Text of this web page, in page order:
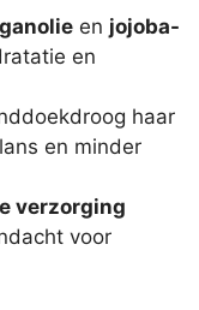
en jojoba-
en
haar
en minder
verzorging
voor